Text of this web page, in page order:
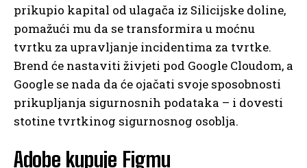
prikupio kapital od ulagača iz Silicijske doline,
pomažući mu da se transformira u moćnu
tvrtku za upravljanje incidentima za tvrtke.
Brend će nastaviti živjeti pod Google Cloudom, a
Google se nada da će ojačati svoje sposobnosti
prikupljanja sigurnosnih podataka – i dovesti
stotine tvrtkinog sigurnosnog osoblja.
Adobe kupuje Figmu